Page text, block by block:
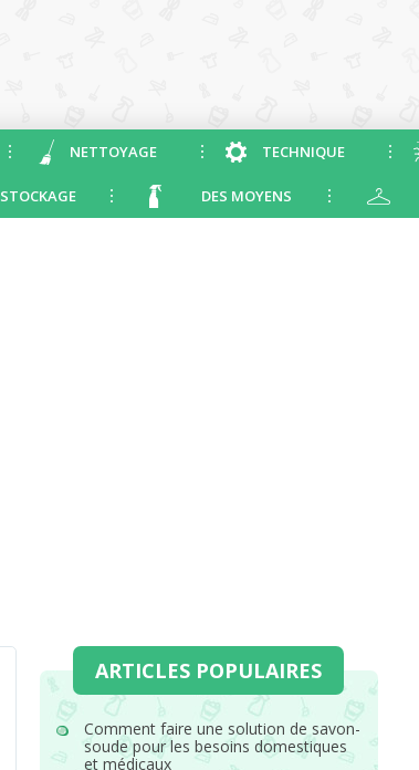
NETTOYAGE TECHNIQUE
STOCKAGE DES MOYENS
ARTICLES POPULAIRES
Comment faire une solution de savon-
soude pour les besoins domestiques
et médicaux